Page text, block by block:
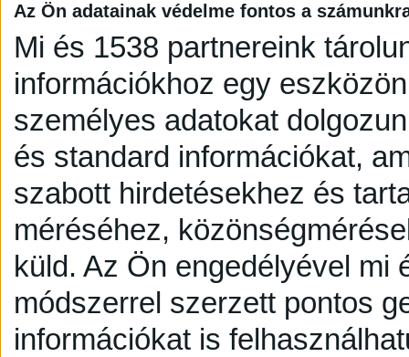
Az Ön adatainak védelme fontos a
Mi és 1538 partnereink
információkhoz egy
személyes adatokat
és standard információkat,
szabott hirdetésekhez és
méréséhez,
küld. Az Ön engedélyével mi
módszerrel szerzett pontos
információkat is